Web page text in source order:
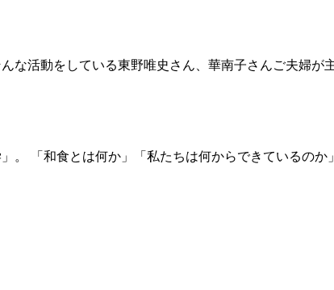
な活動をしている東野唯史さん、華南子さんご夫婦が
「和食とは何か」「私たちは何からできているのか